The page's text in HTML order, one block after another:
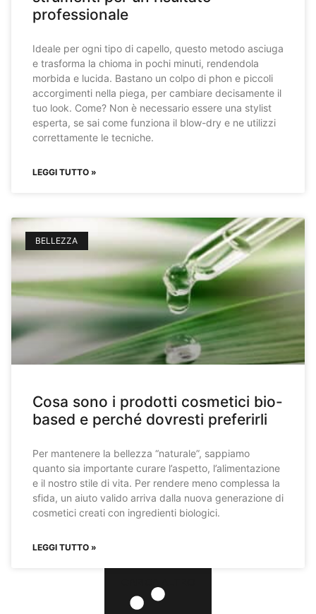
professionale
Ideale per ogni tipo di capello, questo metodo asciuga
e trasforma la chioma in pochi minuti, rendendola
morbida e lucida. Bastano un colpo di phon e piccoli
accorgimenti nella piega, per cambiare decisamente il
tuo look. Come? Non è necessario essere una stylist
esperta, se sai come funziona il blow-dry e ne utilizzi
correttamente le tecniche.
LEGGI TUTTO »
BELLEZZA
Cosa sono i prodotti cosmetici bio-
based e perché dovresti preferirli
Per mantenere la bellezza “naturale”, sappiamo
quanto sia importante curare l’aspetto, l’alimentazione
e il nostro stile di vita. Per rendere meno complessa la
sfida, un aiuto valido arriva dalla nuova generazione di
cosmetici creati con ingredienti biologici.
LEGGI TUTTO »